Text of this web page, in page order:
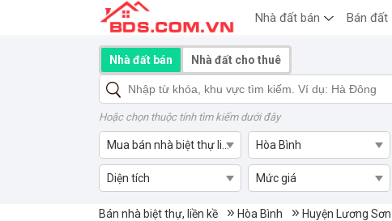
Mua bán nhà biệt thự liền kề Xã
Bán nhà biệt thự, liền kề Hòa Bình Huyện Lương Sơn
Nhà đất bán Nhà đất cho thuê
Hoặc chọn thuộc tính tìm kiếm dưới đây
Mua bán nhà biệt thự liền kề Hòa Bình
Diện tích Mức giá
Nhà đất bán Bán đất